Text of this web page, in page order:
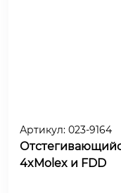
Артикул: 023-9164
4xMolex и FDD